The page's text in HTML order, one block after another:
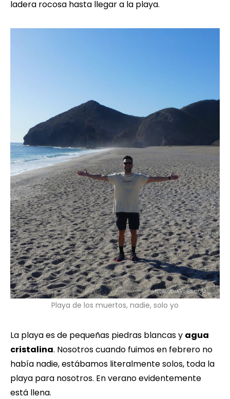
ladera rocosa hasta llegar a la playa.
Playa de los muertos, nadie, solo yo
La playa es de pequeñas piedras blancas y agua
cristalina. Nosotros cuando fuimos en febrero no
había nadie, estábamos literalmente solos, toda la
playa para nosotros. En verano evidentemente
está llena.